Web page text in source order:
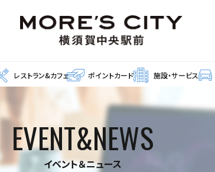
レストラン&カフェ ポイントカード 施設・サービス
EVENT&NEWS
イベント＆ニュース